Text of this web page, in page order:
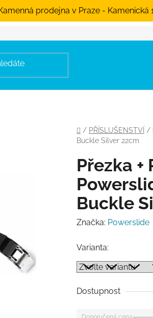
prodejna v Praze - Kamenická
Domů
/ PŘÍSLUŠENSTVÍ /
Buckle Silver 22cm
Přezka +
Buckle
Značka: Powerslide
Varianta:
Dostupnost